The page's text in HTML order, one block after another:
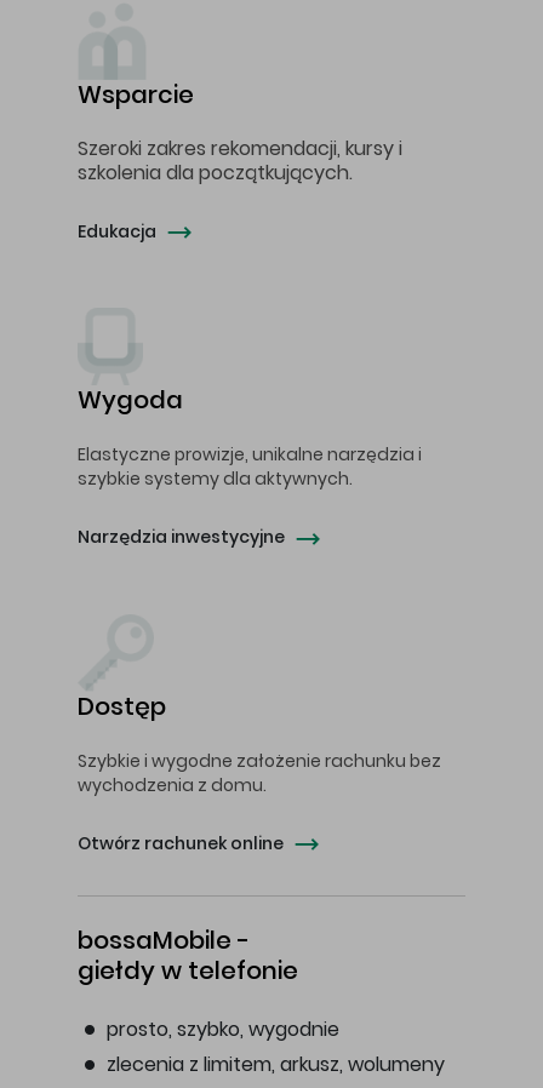
Wsparcie
Szeroki zakres rekomendacji, kursy i
szkolenia dla początkujących.
Edukacja
Wygoda
Elastyczne prowizje, unikalne narzędzia i
szybkie systemy dla aktywnych.
Narzędzia inwestycyjne
Dostęp
Szybkie i wygodne założenie rachunku bez
wychodzenia z domu.
Otwórz rachunek online
bossaMobile -
giełdy w telefonie
prosto, szybko, wygodnie
zlecenia z limitem, arkusz, wolumeny